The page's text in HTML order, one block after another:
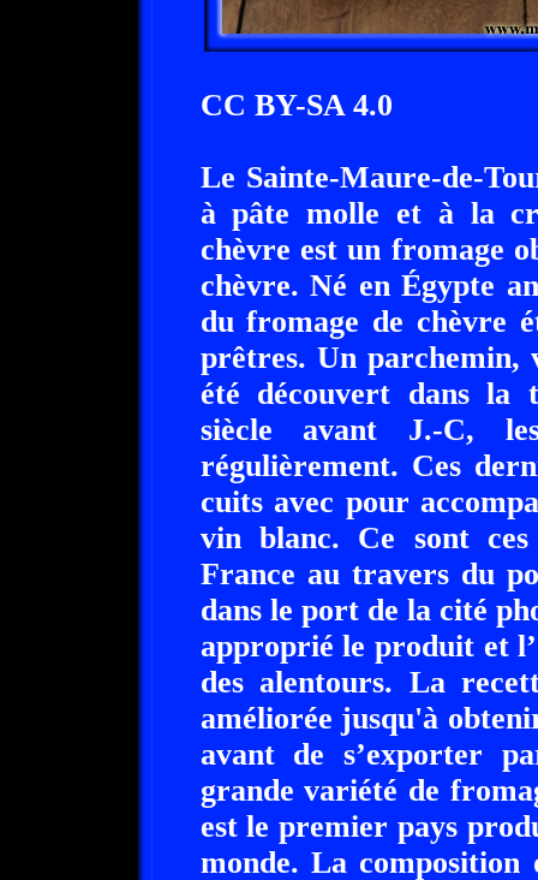
CC BY-SA 4.0
Le Sainte-Maure-de-
à pâte molle et à la
chèvre est un fromage
chèvre. Né en Égypte
du fromage de chèvre
prêtres. Un parchemin,
été découvert dans la
siècle avant J.-C,
régulièrement. Ces
cuits avec pour
vin blanc. Ce sont
France au travers du
dans le port de la cité
approprié le produit et
des alentours. La
améliorée jusqu'à
avant de s’exporter
grande variété de
est le premier pays
monde. La